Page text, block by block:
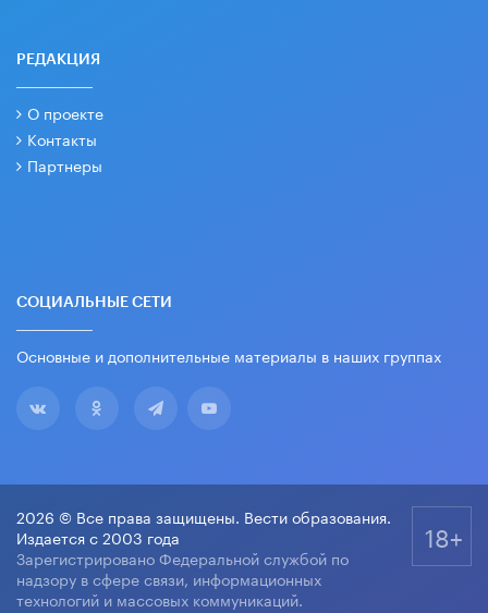
РЕДАКЦИЯ
О проекте
Контакты
Партнеры
СОЦИАЛЬНЫЕ СЕТИ
Основные и дополнительные материалы в наших группах
2026 © Все права защищены. Вести образования.
Издается с 2003 года
Зарегистрировано Федеральной службой по
надзору в сфере связи, информационных
технологий и массовых коммуникаций.
18+